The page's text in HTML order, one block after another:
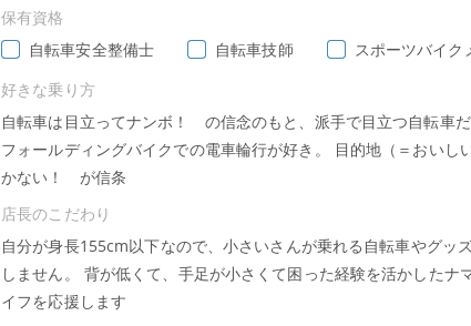
好きな乗り方
自転車は目立ってナンボ！ の信念のもと、派手で目立つ自転車
フォールディングバイクでの電車輪行が好き。 目的地（＝おいし
かない！ が信条
店長のこだわり
自分が身長155cm以下なので、小さいさんが乗れる自転車やグ
しません。 背が低くて、手足が小さくて困った経験を活かしたナ
イフを応援します
保有資格
自転車安全整備士
自転車技師 スポーツバイク